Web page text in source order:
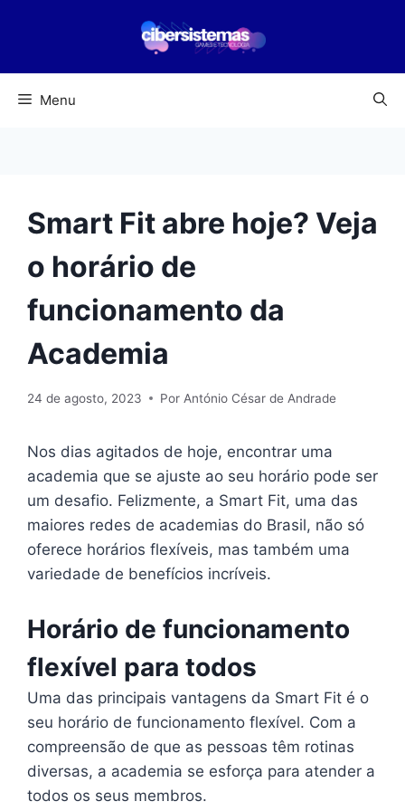
Menu
Smart Fit abre hoje? Veja
o horário de
funcionamento da
Academia
24 de agosto, 2023 Por António César de Andrade
Nos dias agitados de hoje, encontrar uma
academia que se ajuste ao seu horário pode ser
um desafio. Felizmente, a Smart Fit, uma das
maiores redes de academias do Brasil, não só
oferece horários flexíveis, mas também uma
variedade de benefícios incríveis.
Horário de funcionamento
flexível para todos
Uma das principais vantagens da Smart Fit é o
seu horário de funcionamento flexível. Com a
compreensão de que as pessoas têm rotinas
diversas, a academia se esforça para atender a
todos os seus membros.